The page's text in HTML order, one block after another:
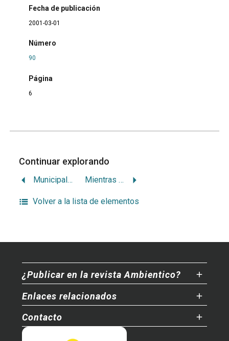
Fecha de publicación
2001-03-01
Número
90
Página
6
Continuar explorando
Municipalidades latinoamericanas se meten a los bosques Mientras tanto
Volver a la lista de elementos
¿Publicar en la revista Ambientico?
Enlaces relacionados
Contacto